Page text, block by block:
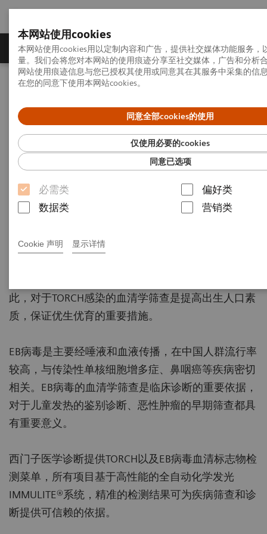
本网站使用cookies
本网站使用cookies用以定制内容和广告，提供社交媒体功能服务，
量。我们会将您对本网站的使用痕迹分享至社交媒体，广告和分析
网站使用痕迹信息与您已授权其使用或同意其在其服务中采集的信
在您的同意下使用本网站cookies。
同意全部cookies的使用
仅使用必要的cookies
同意已选项
必需类
偏好类
数据类
营销类
Cookie 声明 显示详情
产品一览 疾病与临床解决方案 相关信息
首页 疾病与临床解决方案 传染性疾病
ToRCH & 特殊项目
TORCH是引起先天性宫内感染及围产期感染的一组病
(Rubella Virus)、巨细胞病毒（Cytomegalo Virus）、
此，对于TORCH感染的血清学筛查是提高出生人口素
质，保证优生优育的重要措施。
EB病毒是主要经唾液和血液传播，在中国人群流行率
较高，与传染性单核细胞增多症、鼻咽癌等疾病密切
相关。EB病毒的血清学筛查是临床诊断的重要依据，
对于儿童发热的鉴别诊断、恶性肿瘤的早期筛查都具
有重要意义。
西门子医学诊断提供TORCH以及EB病毒血清标志物检
测菜单，所有项目基于高性能的全自动化学发光
IMMULITE®系统，精准的检测结果可为疾病筛查和诊
断提供可信赖的依据。